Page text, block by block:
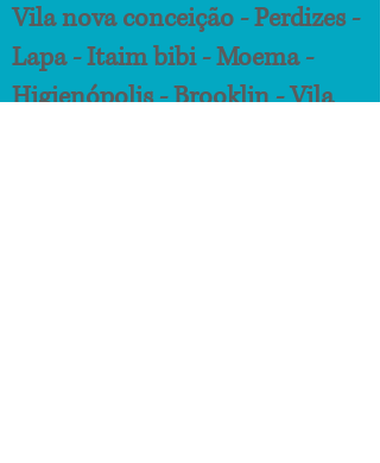
Vila nova conceição - Perdizes -
Lapa - Itaim bibi - Moema -
Higienópolis - Brooklin - Vila